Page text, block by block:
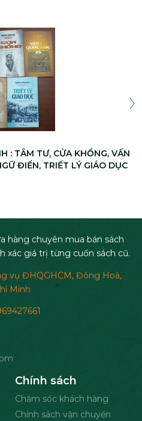
: TÂM TƯ, CỬA KHỔNG, VẤN
ĐIỂN, TRIẾT LÝ GIÁO DỤC
hàng chuyên mua bán sách
xác giá trị từng cuốn sách cũ.
vụ ĐHQGHCM, Đông Hoà,
Minh
Chính sách
Chăm sóc khách hàng
Chính sách vận chuyển